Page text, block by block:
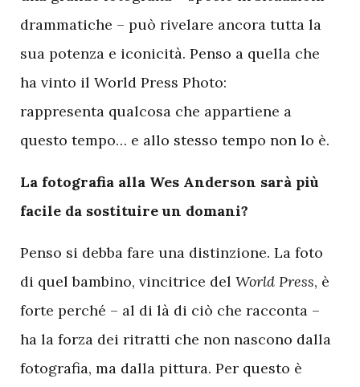
drammatiche – può rivelare ancora tutta la
sua potenza e iconicità. Penso a quella che
ha vinto il World Press Photo:
rappresenta qualcosa che appartiene a
questo tempo… e allo stesso tempo non lo è.
La fotografia alla Wes Anderson sarà più
facile da sostituire un domani?
Penso si debba fare una distinzione. La foto
di quel bambino, vincitrice del World Press, è
forte perché – al di là di ciò che racconta –
ha la forza dei ritratti che non nascono dalla
fotografia, ma dalla pittura. Per questo è